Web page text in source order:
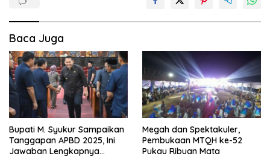
Baca Juga
Bupati M. Syukur Sampaikan
Tanggapan APBD 2025, Ini
Jawaban Lengkapnya…
Megah dan Spektakuler,
Pembukaan MTQH ke-52
Pukau Ribuan Mata